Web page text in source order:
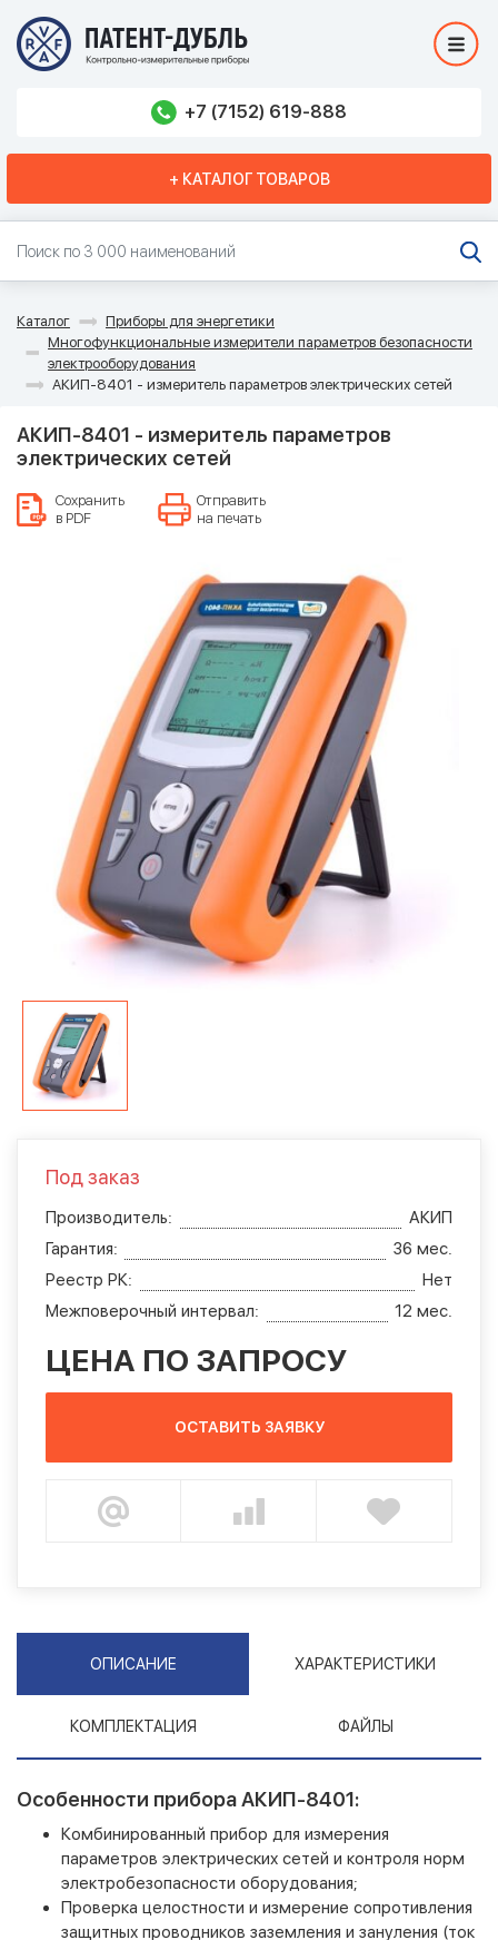
+7 (7152) 619-888
+ КАТАЛОГ ТОВАРОВ
Каталог
Приборы для энергетики
Многофункциональные измерители параметров безопасности
электрооборудования
АКИП-8401 - измеритель параметров электрических сетей
АКИП-8401 - измеритель параметров
электрических сетей
Сохранить
в PDF
Отправить
на печать
Под заказ
Производитель:
АКИП
Гарантия:
36 мес.
Реестр РК:
Нет
Межповерочный интервал:
12 мес.
ЦЕНА ПО ЗАПРОСУ
ОСТАВИТЬ ЗАЯВКУ
ОПИСАНИЕ ХАРАКТЕРИСТИКИ
КОМПЛЕКТАЦИЯ ФАЙЛЫ
Особенности прибора АКИП-8401:
Комбинированный прибор для измерения
параметров электрических сетей и контроля норм
электробезопасности оборудования;
Проверка целостности и измерение сопротивления
защитных проводников заземления и зануления (ток